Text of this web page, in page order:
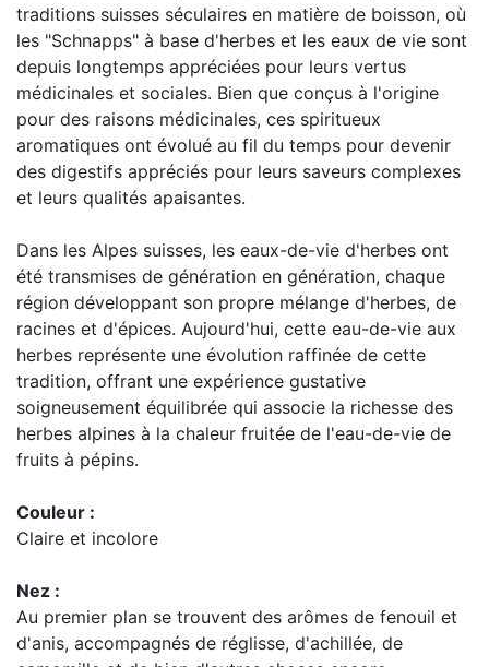
traditions suisses séculaires en matière de boisson, où
les "Schnapps" à base d'herbes et les eaux de vie sont
depuis longtemps appréciées pour leurs vertus
médicinales et sociales. Bien que conçus à l'origine
pour des raisons médicinales, ces spiritueux
aromatiques ont évolué au fil du temps pour devenir
des digestifs appréciés pour leurs saveurs complexes
et leurs qualités apaisantes.
Dans les Alpes suisses, les eaux-de-vie d'herbes ont
été transmises de génération en génération, chaque
région développant son propre mélange d'herbes, de
racines et d'épices. Aujourd'hui, cette eau-de-vie aux
herbes représente une évolution raffinée de cette
tradition, offrant une expérience gustative
soigneusement équilibrée qui associe la richesse des
herbes alpines à la chaleur fruitée de l'eau-de-vie de
fruits à pépins.
Couleur :
Claire et incolore
Nez :
Au premier plan se trouvent des arômes de fenouil et
d'anis, accompagnés de réglisse, d'achillée, de